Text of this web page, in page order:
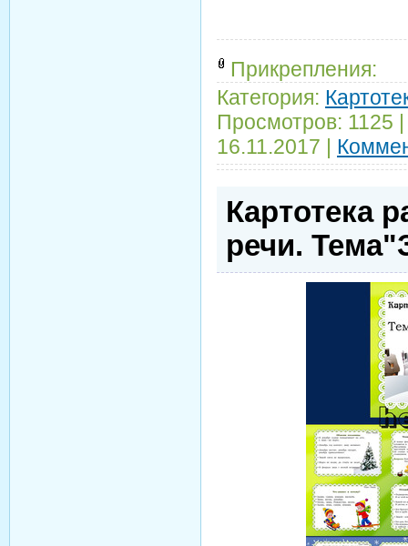
Прикрепления:
Категория:
Просмотров: 1125
16.11.2017
Картотека
речи.